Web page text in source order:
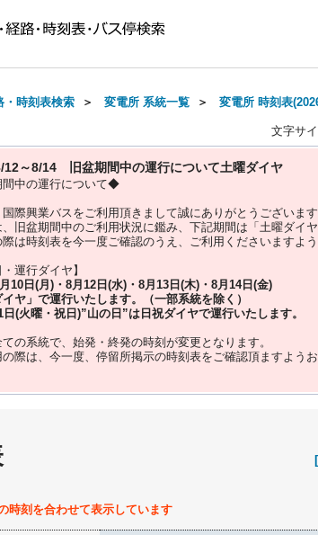
・時刻表検索 ＞ 変電所 系統一覧 ＞ 変電所 時刻表
文字サ
12～8/14 旧盆期間中の運行について土曜ダイヤ
中の運行について◆
際興業バスをご利用頂きまして誠にありがとうございます
旧盆期間中のご利用状況に鑑み、下記期間は「土曜ダイヤ
は時刻表を今一度ご確認のうえ、ご利用くださいますよう
・運行ダイヤ】
10日(月)・8月12日(水)・8月13日(木)・8月14日(金)
ヤ」 で運行いたします。（一部系統を除く）
(火曜・祝日)”山の日 ”は 日祝ダイヤで運行いたします。
ての系統で、始発・終発の時刻が変更となります。
の際は、今一度、 停留所掲示の時刻表をご確認頂ますようお
時刻を合わせて表示しています